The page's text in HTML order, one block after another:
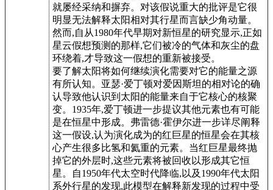
就屡经采纳和摒弃。对该假说重大的批评是它很
明显无法解释太阳相对其行星而言缺少角动量。
然而,自从1980年代早期对新恒星的研究显示,正如
星云假想预测的那样,它们被冷的气体和灰尘的盘
环绕着,才导致这一假想的重新被接受。
要了解太阳将如何继续演化需要对它的能量之源
有所认知。亚瑟·爱丁顿对爱因斯坦的相对论的确
认导致他认识到太阳的能量来自于它核心的核聚
变。1935年,爱丁顿进一步提议其他元素也有可能
是在恒星中形成。弗雷德·霍伊尔进一步详尽阐释
这一假设,认为演化成为的红巨星的恒星会在其核
心产生很多比氢和氦重的元素。当红巨星最终抛
掉它的外层时,这些元素将被回收以形成其它恒
星。自1950年代太空时代降临,以及1990年代太阳
系外行星的发现,此模型在解释新发现的过程中受